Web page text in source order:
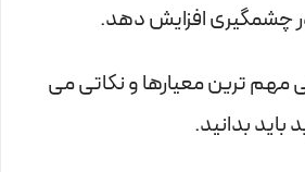
چشمگیری افزایش دهد.
مهم ترین معیارها و نکاتی می
باید بدانید.